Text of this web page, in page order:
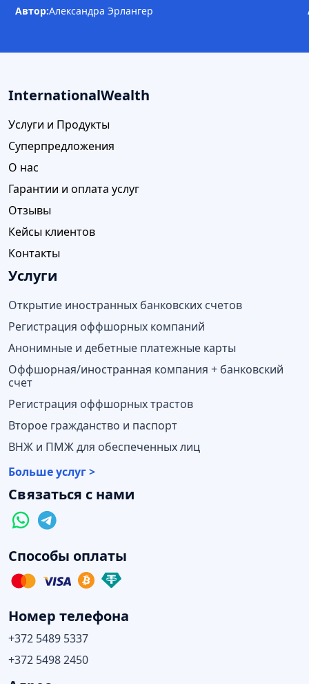
Автор:Александра Эрлангер
InternationalWealth
Услуги и Продукты
Суперпредложения
О нас
Гарантии и оплата услуг
Отзывы
Кейсы клиентов
Контакты
Услуги
Открытие иностранных банковских счетов
Регистрация оффшорных компаний
Анонимные и дебетные платежные карты
Оффшорная/иностранная компания + банковский
счет
Регистрация оффшорных трастов
Второе гражданство и паспорт
ВНЖ и ПМЖ для обеспеченных лиц
Больше услуг >
Связаться с нами
Способы оплаты
Номер телефона
+372 5489 5337
+372 5498 2450